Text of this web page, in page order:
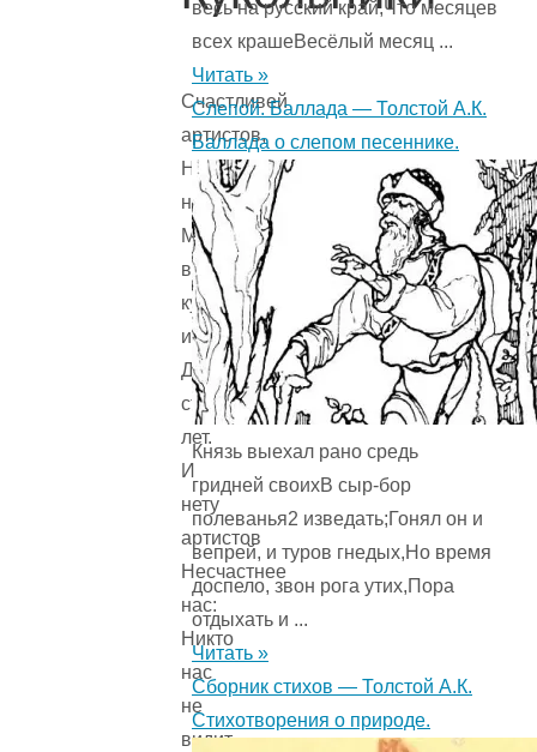
Счастливей
артистов,
Наверное,
нет:
Мы
в
куклы
играем
До
старости
лет.
И
нету
артистов
Несчастнее
нас:
Никто
нас
не
видит,
весь на русский край,Что месяцев
всех крашеВесёлый месяц ...
Читать »
Слепой. Баллада — Толстой А.К.
Баллада о слепом песеннике.
Князь выехал рано средь
гридней своихВ сыр-бор
полеванья2 изведать;Гонял он и
вепрей, и туров гнедых,Но время
доспело, звон рога утих,Пора
отдыхать и ...
Читать »
Сборник стихов — Толстой А.К.
Стихотворения о природе.